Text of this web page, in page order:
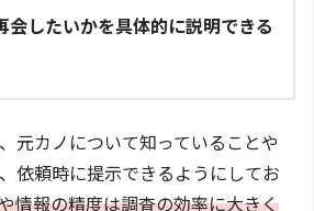
会したいかを具体的に説明できる
元カノについて知っていることや
依頼時に提示できるようにしてお
情報の精度は調査の効率に大きく